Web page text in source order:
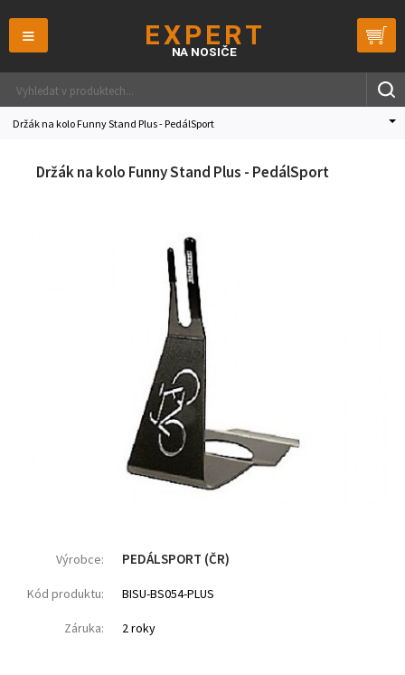
≡
Držák na kolo Funny Stand Plus - PedálSport
Držák na kolo Funny Stand Plus - PedálSport
Výrobce: PEDÁLSPORT (ČR)
Kód produktu: BISU-BS054-PLUS
Záruka: 2 roky